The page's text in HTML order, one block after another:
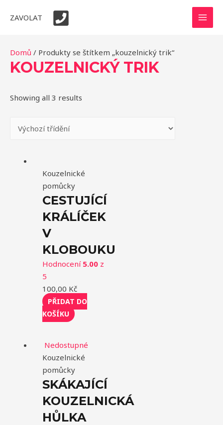
ZAVOLAT
Domů / Produkty se štítkem „kouzelnický trik“
KOUZELNICKÝ TRIK
Showing all 3 results
Kouzelnické
pomůcky
CESTUJÍCÍ
KRÁLÍČEK
V
KLOBOUKU
Hodnocení 5.00 z
5
100,00 Kč
PŘIDAT DO
KOŠÍKU
Nedostupné
Kouzelnické
pomůcky
SKÁKAJÍCÍ
KOUZELNICKÁ
HŮLKA